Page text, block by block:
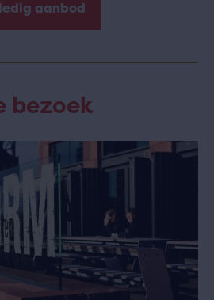
aanbod
bezoek